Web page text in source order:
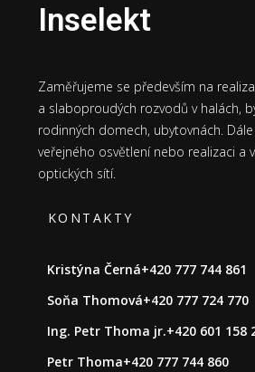
Inselekt
Zaměřujeme se především na
a slaboproudých rozvodů v halách,
rodinných domech, ubytovnách.
veřejného osvětlení nebo realizaci a
optických sítí.
KONTAKTY
Kristýna Černá+420 777 744 861
Soňa Thomová+420 777 724 770
Ing. Petr Thoma jr.+420 601 158
Petr Thoma+420 777 744 860